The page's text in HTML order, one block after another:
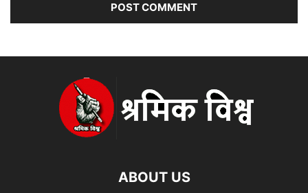
ABOUT US